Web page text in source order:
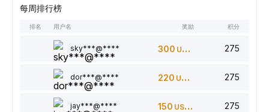
每周排行榜
排名 用户名 奖励 积分
sky***@**** 300 USDT 275
dor***@**** 220 USDT 275
jay***@**** 150 USDT 275